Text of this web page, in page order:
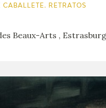
CABALLETE. RETRATOS
Beaux-Arts ,